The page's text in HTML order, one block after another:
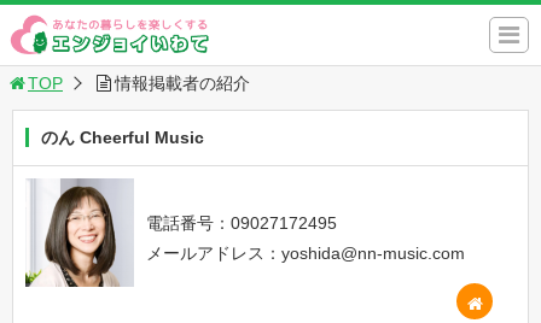
TOP 情報掲載者の紹介
のん Cheerful Music
電話番号：09027172495
メールアドレス：yoshida@nn-music.com